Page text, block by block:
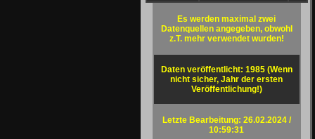
Es werden maximal zwei
Datenquellen angegeben, obwohl
z.T. mehr verwendet wurden!
Daten veröffentlicht: 1985 (Wenn
nicht sicher, Jahr der ersten
Veröffentlichung!)
Letzte Bearbeitung: 26.02.2024 /
10:59:31